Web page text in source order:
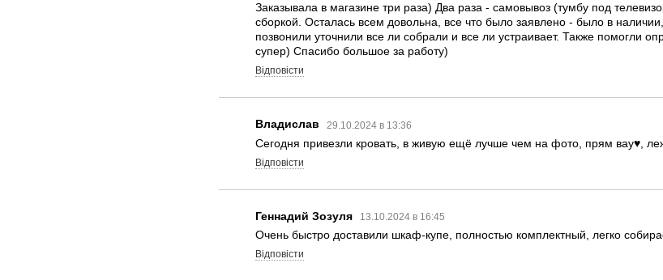
Заказывала в магазине три раза) Два раза - самовывоз (тумбу под
сборкой. Осталась всем довольна, все что было заявлено - было в
позвонили уточнили все ли собрали и все ли устраивает. Также
супер) Спасибо большое за работу)
Відповісти
Владислав 29.10.2024 в 13:36
Сегодня привезли кровать, в живую ещё лучше чем на фото, прям вау♥️,
Відповісти
Геннадий Зозуля 13.10.2024 в 16:45
Очень быстро доставили шкаф-купе, полностью комплектный, легко
Відповісти